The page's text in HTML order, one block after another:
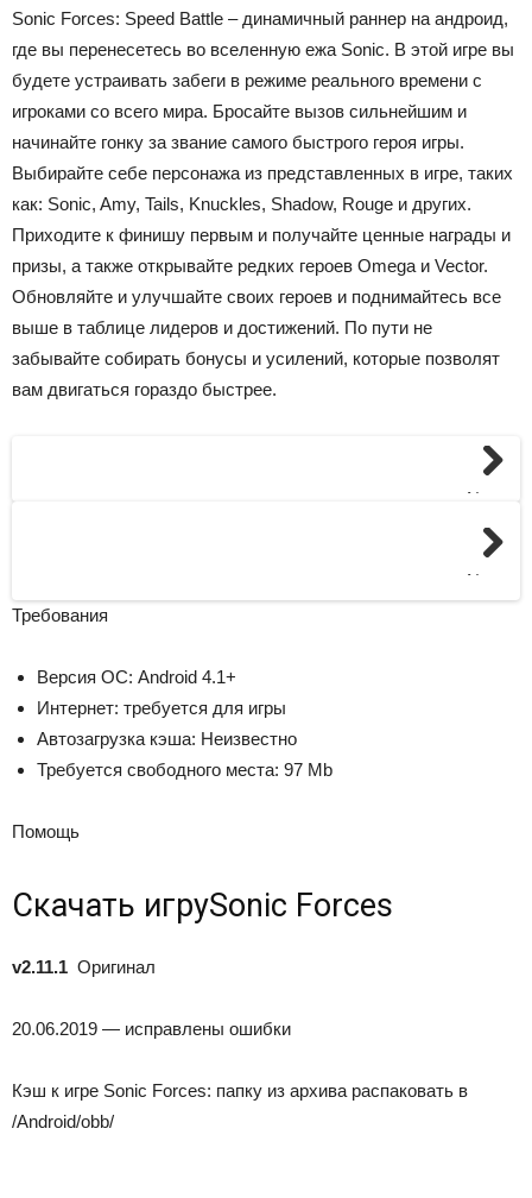
Sonic Forces: Speed Battle – динамичный раннер на андроид,
где вы перенесетесь во вселенную ежа Sonic. В этой игре вы
будете устраивать забеги в режиме реального времени с
игроками со всего мира. Бросайте вызов сильнейшим и
начинайте гонку за звание самого быстрого героя игры.
Выбирайте себе персонажа из представленных в игре, таких
как: Sonic, Amy, Tails, Knuckles, Shadow, Rouge и других.
Приходите к финишу первым и получайте ценные награды и
призы, а также открывайте редких героев Omega и Vector.
Обновляйте и улучшайте своих героев и поднимайтесь все
выше в таблице лидеров и достижений. По пути не
забывайте собирать бонусы и усилений, которые позволят
вам двигаться гораздо быстрее.
Next
Next
Требования
Версия ОС: Android 4.1+
Интернет: требуется для игры
Автозагрузка кэша: Неизвестно
Требуется свободного места: 97 Mb
Помощь
Скачать игруSonic Forces
v2.11.1 Оригинал
20.06.2019 — исправлены ошибки
Кэш к игре Sonic Forces: папку из архива распаковать в
/Android/obb/